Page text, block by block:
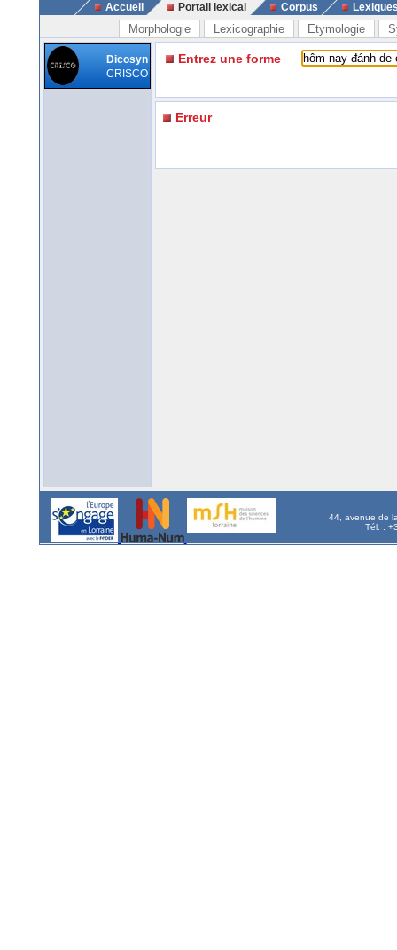
Accueil Portail lexical Corpus
Morphologie Lexicographie Etymologie
Dicosyn
CRISCO
Entrez une forme
Erreur
44, avenue de
Tél. :